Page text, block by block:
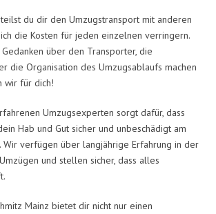
du dir den Umzugstransport mit anderen
die Kosten für jeden einzelnen verringern.
über den Transporter, die
die Organisation des Umzugsablaufs machen
wir für dich!
Umzugsexperten sorgt dafür, dass
Hab und Gut sicher und unbeschädigt am
Wir verfügen über langjährige Erfahrung in der
und stellen sicher, dass alles
Mainz bietet dir nicht nur einen